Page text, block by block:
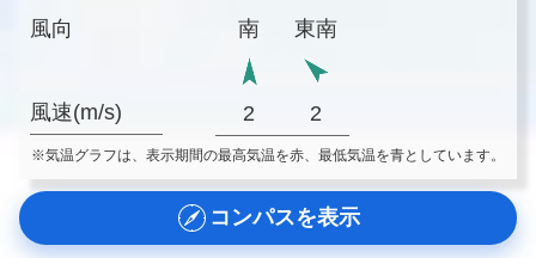
風向
風速(m/s)
南
東南
2 2
※気温グラフは、表示期間の最高気温を赤、最低気温を青としています。
コンパスを表示